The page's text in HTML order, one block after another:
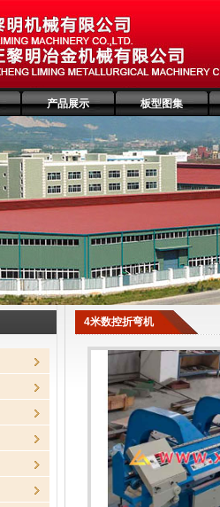
产品展示 板型图集
4米数控折弯机